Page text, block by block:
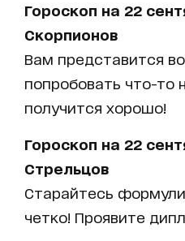
Гороскоп на 22
Скорпионов
Вам представится
попробовать что-то
получится хорошо!
Гороскоп на 22
Стрельцов
Старайтесь
четко! Проявите